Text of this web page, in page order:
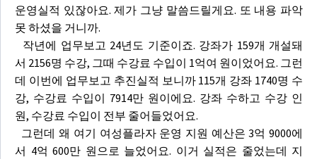
운영실적 있잖아요. 제가 그냥 말씀드릴게요. 또 내용 파악
못 하셨을 거니까.
작년에 업무보고 24년도 기준이죠. 강좌가 159개 개설돼
서 2156명 수강, 그때 수강료 수입이 1억여 원이었어요. 그런
데 이번에 업무보고 추진실적 보니까 115개 강좌 1740명 수
강, 수강료 수입이 7914만 원이에요. 강좌 수하고 수강 인
원, 수강료 수입이 전부 줄어들었어요.
그런데 왜 여기 여성플라자 운영 지원 예산은 3억 9000에
서 4억 600만 원으로 늘었어요. 이거 실적은 줄었는데 지